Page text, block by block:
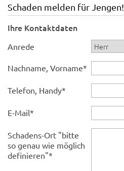
Schaden melden für Jengen!
Ihre Kontaktdaten
Anrede
Nachname, Vorname*
Telefon, Handy*
E-Mail*
Schadens-Ort "bitte
so genau wie möglich
definieren"*